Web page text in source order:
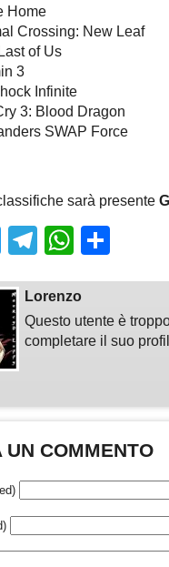
Home
Crossing: New Leaf
of Us
3
Infinite
3: Blood Dragon
SWAP Force
sarà presente
TwitterTelegram
Lorenzo
Questo utente è
completare il suo
UN COMMENTO